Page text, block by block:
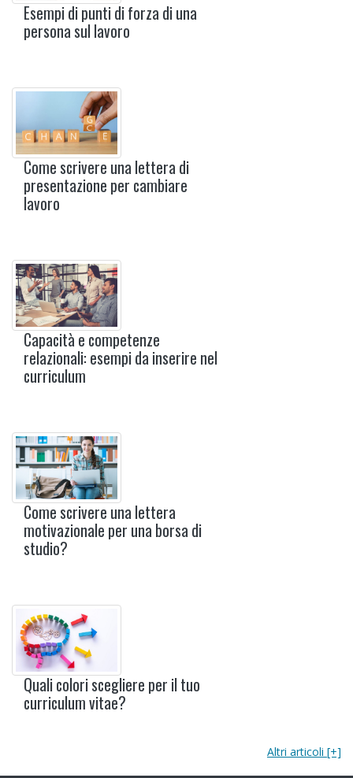
Esempi di punti di forza di una
persona sul lavoro
Come scrivere una lettera di
presentazione per cambiare
lavoro
Capacità e competenze
relazionali: esempi da inserire nel
curriculum
Come scrivere una lettera
motivazionale per una borsa di
studio?
Quali colori scegliere per il tuo
curriculum vitae?
Altri articoli [+]